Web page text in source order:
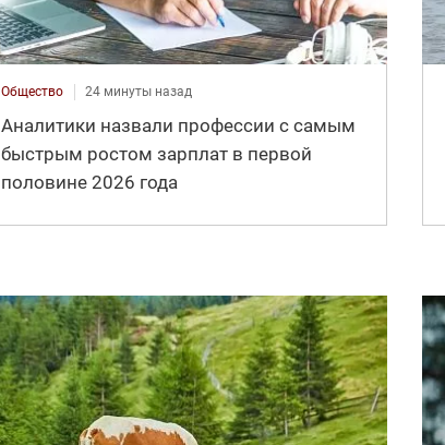
Общество 24 минуты назад
Аналитики назвали профессии с самым
быстрым ростом зарплат в первой
половине 2026 года